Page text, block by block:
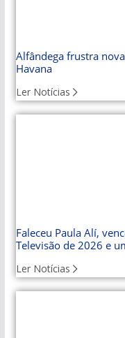
Alfândega frustra
Havana
Ler Notícias
Faleceu Paula Alí,
Televisão de 2026 e
Ler Notícias